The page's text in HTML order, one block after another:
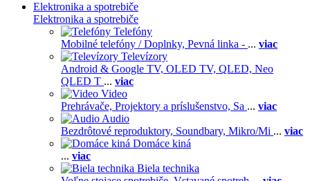
Elektronika a spotrebiče
Elektronika a spotrebiče
Telefóny
Mobilné telefóny / Doplnky, Pevná linka - ... viac
Televízory
Android & Google TV, OLED TV, QLED, Neo
QLED T ... viac
Video
Prehrávače, Projektory a príslušenstvo, Sa ... viac
Audio
Bezdrôtové reproduktory, Soundbary, Mikro/Mi ... viac
Domáce kiná
... viac
Biela technika